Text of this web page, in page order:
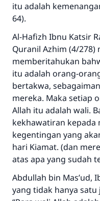
itu adalah
64).
Al-Hafizh Ibnu Katsir
Quranil Azhim (4/278)
memberitahukan
itu adalah orang-
bertakwa,
mereka. Maka setiap
Allah itu adalah wali.
kekhawatiran kepada
kegentingan yang
hari Kiamat. (dan
atas apa yang sudah
Abdullah bin Mas’ud,
yang tidak hanya